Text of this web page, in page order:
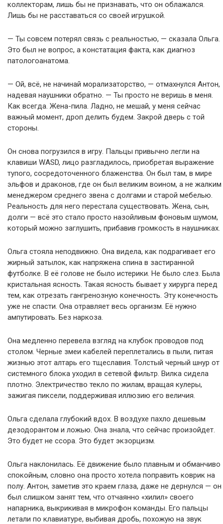
коллекторам, лишь бы не признавать, что он облажался.
Лишь бы не расставаться со своей игрушкой.
— Ты совсем потерял связь с реальностью, — сказала Ольга.
Это был не вопрос, а констатация факта, как диагноз
патологоанатома.
— Ой, всё, не начинай морализаторство, — отмахнулся Антон,
надевая наушники обратно. — Ты просто не веришь в меня.
Как всегда. Жена-пила. Ладно, не мешай, у меня сейчас
важный момент, дроп делить будем. Закрой дверь с той
стороны.
Он снова погрузился в игру. Пальцы привычно легли на
клавиши WASD, лицо разгладилось, приобретая выражение
тупого, сосредоточенного блаженства. Он был там, в мире
эльфов и драконов, где он был великим воином, а не жалким
менеджером среднего звена с долгами и старой мебелью.
Реальность для него перестала существовать. Жена, сын,
долги — всё это стало просто назойливым фоновым шумом,
который можно заглушить, прибавив громкость в наушниках.
Ольга стояла неподвижно. Она видела, как подрагивает его
жирный затылок, как напряжена спина в застиранной
футболке. В её голове не было истерики. Не было слез. Была
кристальная ясность. Такая ясность бывает у хирурга перед
тем, как отрезать гангренозную конечность. Эту конечность
уже не спасти. Она отравляет весь организм. Её нужно
ампутировать. Без наркоза.
Она медленно перевела взгляд на клубок проводов под
столом. Черные змеи кабелей переплетались в пыли, питая
жизнью этот алтарь его тщеславия. Толстый черный шнур от
системного блока уходил в сетевой фильтр. Вилка сидела
плотно. Электричество текло по жилам, вращая кулеры,
зажигая пиксели, поддерживая иллюзию его величия.
Ольга сделала глубокий вдох. В воздухе пахло дешевым
дезодорантом и ложью. Она знала, что сейчас произойдет.
Это будет не ссора. Это будет экзорцизм.
Ольга наклонилась. Её движение было плавным и обманчиво
спокойным, словно она просто хотела поправить коврик на
полу. Антон, заметив это краем глаза, даже не дернулся — он
был слишком занят тем, что отчаянно «хилил» своего
напарника, выкрикивая в микрофон команды. Его пальцы
летали по клавиатуре, выбивая дробь, похожую на звук